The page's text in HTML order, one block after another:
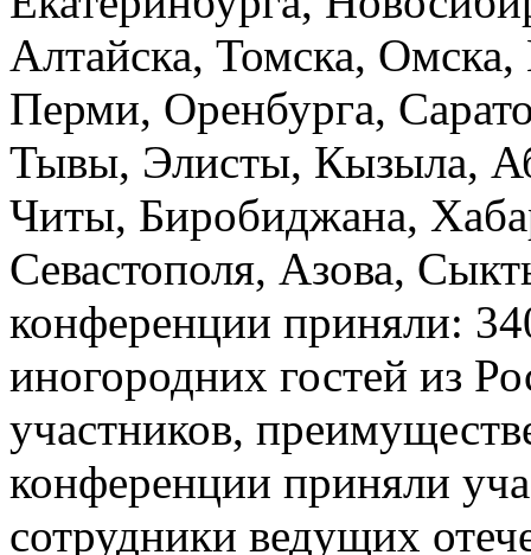
Алтайска, Томска,
Перми, Оренбурга,
Тывы, Элисты, Кызыла,
Читы, Биробиджана,
Севастополя, Азова,
конференции приняли:
иногородних гостей из
участников,
конференции приняли
сотрудники ведущих